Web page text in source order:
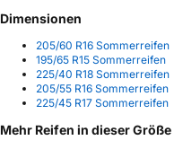
Dimensionen
205/60 R16 Sommerreifen
195/65 R15 Sommerreifen
225/40 R18 Sommerreifen
205/55 R16 Sommerreifen
225/45 R17 Sommerreifen
Mehr Reifen in dieser Größe